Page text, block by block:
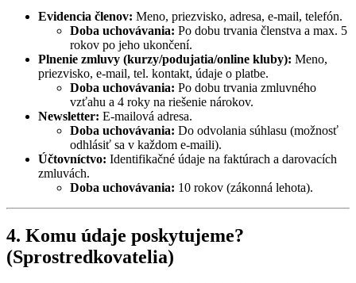
Evidencia členov: Meno, priezvisko, adresa, e-mail, telefón.
Doba uchovávania: Po dobu trvania členstva a max. 5
rokov po jeho ukončení.
Plnenie zmluvy (kurzy/podujatia/online kluby): Meno,
priezvisko, e-mail, tel. kontakt, údaje o platbe.
Doba uchovávania: Po dobu trvania zmluvného
vzťahu a 4 roky na riešenie nárokov.
Newsletter: E-mailová adresa.
Doba uchovávania: Do odvolania súhlasu (možnosť
odhlásiť sa v každom e-maili).
Účtovníctvo: Identifikačné údaje na faktúrach a darovacích
zmluvách.
Doba uchovávania: 10 rokov (zákonná lehota).
4. Komu údaje poskytujeme?
(Sprostredkovatelia)